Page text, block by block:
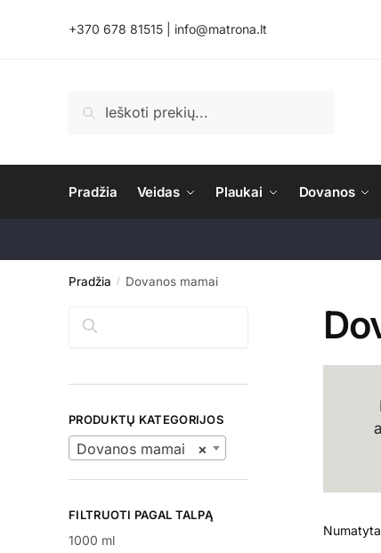
+370 678 81515 info@matrona.lt
Ieškoti
Pradžia Veidas Plaukai Dovanos
Pradžia / Dovanos mamai
Paieška
PRODUKTŲ KATEGORIJOS
×
Dovanos mamai
FILTRUOTI PAGAL TALPĄ
1000 ml